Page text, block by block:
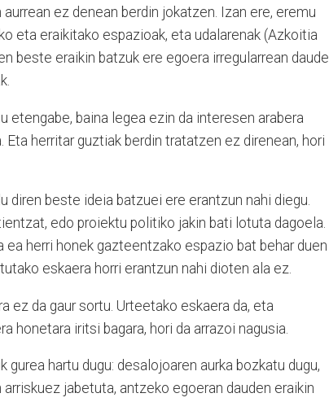
ez denean berdin jokatzen. Izan ere, eremu
eta eraikitako espazioak, eta udalarenak (Azkoitia
beste eraikin batzuk ere egoera irregularrean daude.
etengabe, baina legea ezin da interesen arabera
herritar guztiak berdin tratatzen ez direnean, hori
diren beste ideia batzuei ere erantzun nahi diegu.
edo proiektu politiko jakin bati lotuta dagoela.
ea herri honek gazteentzako espazio bat behar duen
eskaera horri erantzun nahi dioten ala ez.
ez da gaur sortu. Urteetako eskaera da, eta
honetara iritsi bagara, hori da arrazoi nagusia.
gurea hartu dugu: desalojoaren aurka bozkatu dugu,
jabetuta, antzeko egoeran dauden eraikin